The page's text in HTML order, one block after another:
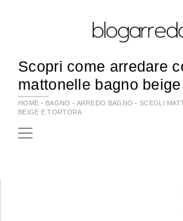
Scopri come arredare
mattonelle bagno
HOME - BAGNO - ARREDO BAGNO -SCEGLI
BEIGE E TORTORA